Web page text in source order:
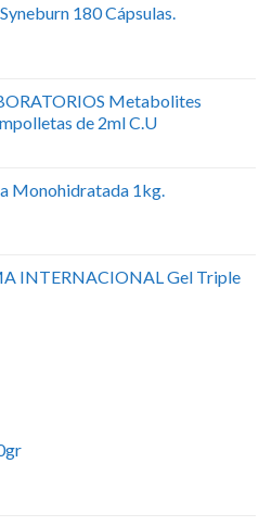
180 Cápsulas.
Metabolites
de 2ml C.U
Monohidratada 1kg.
INTERNACIONAL Gel Triple